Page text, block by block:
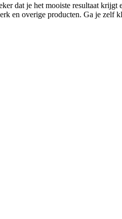
dat je het mooiste resultaat
en overige producten. Ga je zelf